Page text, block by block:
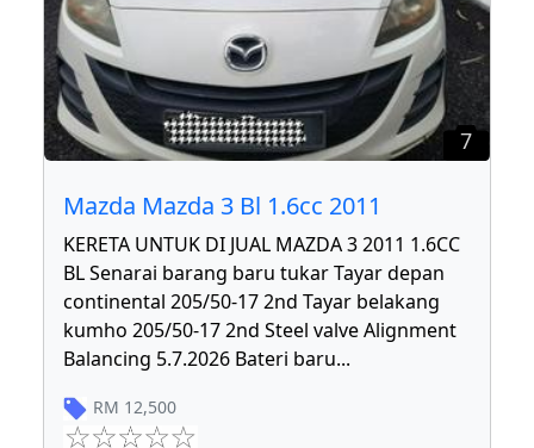
7
Mazda Mazda 3 Bl 1.6cc 2011
KERETA UNTUK DI JUAL MAZDA 3 2011 1.6CC
BL Senarai barang baru tukar Tayar depan
continental 205/50-17 2nd Tayar belakang
kumho 205/50-17 2nd Steel valve Alignment
Balancing 5.7.2026 Bateri baru...
RM 12,500